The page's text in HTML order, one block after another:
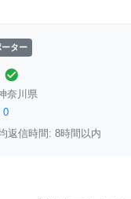
ター
check_circle
奈川県
0
返信時間: 8時間以内